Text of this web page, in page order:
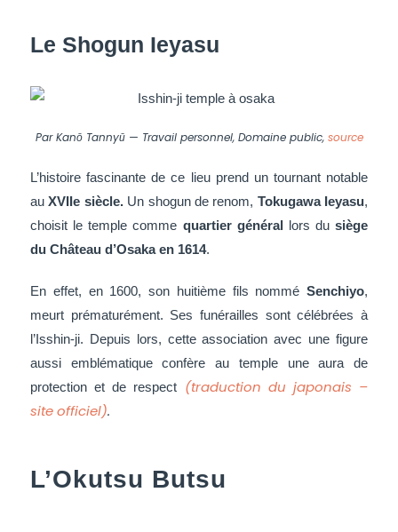
Le Shogun Ieyasu
Par Kanō Tannyū — Travail personnel, Domaine public, source
L’histoire fascinante de ce lieu prend un tournant notable
auXVIIe siècle.Un shogun de renom, Tokugawa Ieyasu,
choisit le temple comme quartier général lors du siège
du Château d’Osaka en 1614.
En effet, en 1600, son huitième fils nommé Senchiyo,
meurt prématurément. Ses funérailles sont célébrées à
l’Isshin-ji. Depuis lors, cette association avec une figure
aussi emblématique confère au temple une aura de
protection et de respect (traduction du japonais –
site officiel).
L’Okutsu Butsu